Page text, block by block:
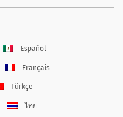
Español
Français
Türkçe
ไทย